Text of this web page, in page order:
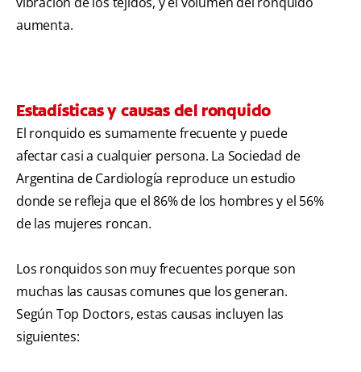
aumenta.
Estadísticas y causas del ronquido
El ronquido es sumamente frecuente y puede
afectar casi a cualquier persona. La Sociedad de
Argentina de Cardiología reproduce un estudio
donde se refleja que el 86% de los hombres y el 56%
de las mujeres roncan.
Los ronquidos son muy frecuentes porque son
muchas las causas comunes que los generan.
Según Top Doctors, estas causas incluyen las
siguientes: